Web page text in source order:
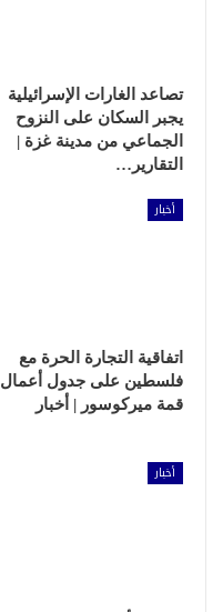
تصاعد الغارات الإسرائيلية
يجبر السكان على النزوح
الجماعي من مدينة غزة |
التقارير…
أخبار
اتفاقية التجارة الحرة مع
فلسطين على جدول أعمال
قمة ميركوسور | أخبار
أخبار